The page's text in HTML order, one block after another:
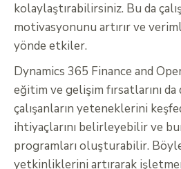
kolaylaştırabilirsiniz. Bu da
motivasyonunu artırır ve
yönde etkiler.
Dynamics 365 Finance and
eğitim ve gelişim fırsatlarını
çalışanların yeteneklerini
ihtiyaçlarını belirleyebilir ve
programları oluşturabilir.
yetkinliklerini artırarak